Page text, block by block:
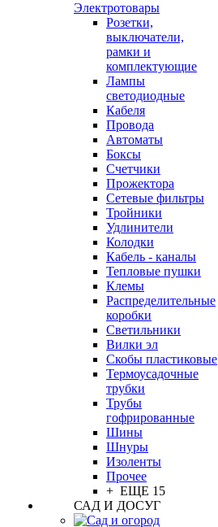
Электротовары
Розетки,
выключатели,
рамки и
комплектующие
Лампы
светодиодные
Кабеля
Провода
Автоматы
Боксы
Счетчики
Прожектора
Сетевые фильтры
Тройники
Удлинители
Колодки
Кабель - каналы
Тепловые пушки
Клемы
Распределительные
коробки
Светильники
Вилки эл
Скобы пластиковые
Термоусадочные
трубки
Трубы
гофрированные
Шины
Шнуры
Изоленты
Прочее
+ ЕЩЕ 15
САД И ДОСУГ